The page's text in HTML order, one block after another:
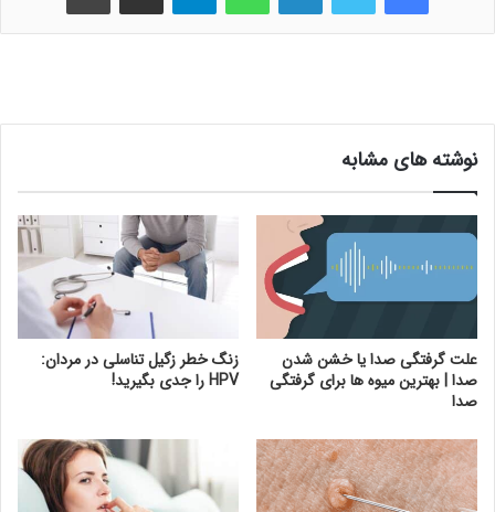
نوشته های مشابه
علت گرفتگی صدا یا خشن شدن
صدا | بهترین میوه ها برای گرفتگی
صدا
زنگ خطر زگیل تناسلی در مردان:
HPV را جدی بگیرید!